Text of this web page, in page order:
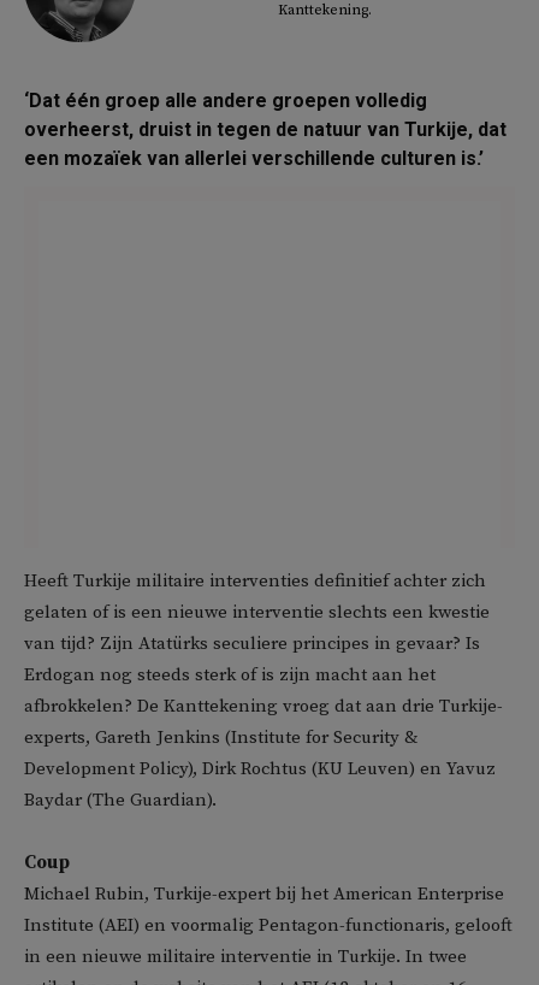
Kanttekening.
‘Dat één groep alle andere groepen volledig
overheerst, druist in tegen de natuur van Turkije, dat
een mozaïek van allerlei verschillende culturen is.’
Heeft Turkije militaire interventies definitief achter zich
gelaten of is een nieuwe interventie slechts een kwestie
van tijd? Zijn Atatürks seculiere principes in gevaar? Is
Erdogan nog steeds sterk of is zijn macht aan het
afbrokkelen? De Kanttekening vroeg dat aan drie Turkije-
experts, Gareth Jenkins (Institute for Security &
Development Policy), Dirk Rochtus (KU Leuven) en Yavuz
Baydar (The Guardian).
Coup
Michael Rubin, Turkije-expert bij het American Enterprise
Institute (AEI) en voormalig Pentagon-functionaris, gelooft
in een nieuwe militaire interventie in Turkije. In twee